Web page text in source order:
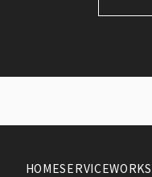
HOMESERVICEWORKS